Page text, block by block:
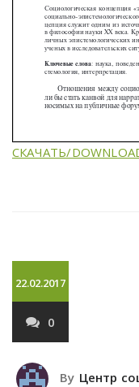
СКАЧАТЬ/
22.02.2017
0
By Центр